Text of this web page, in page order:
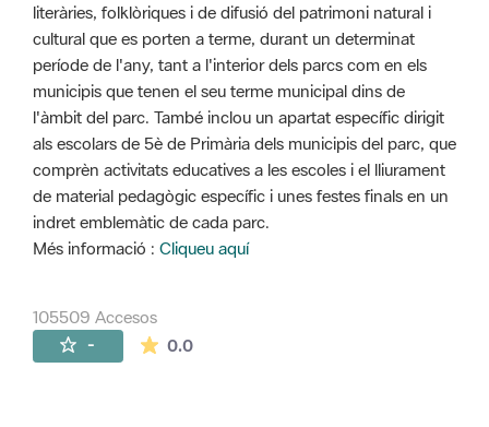
literàries, folklòriques i de difusió del patrimoni natural i
cultural que es porten a terme, durant un determinat
període de l'any, tant a l'interior dels parcs com en els
municipis que tenen el seu terme municipal dins de
l'àmbit del parc. També inclou un apartat específic dirigit
als escolars de 5è de Primària dels municipis del parc, que
comprèn activitats educatives a les escoles i el lliurament
de material pedagògic específic i unes festes finals en un
indret emblemàtic de cada parc.
Més informació : Cliqueu aquí
105509 Accesos
- 0.0La valoración media es de 0 estrellas de